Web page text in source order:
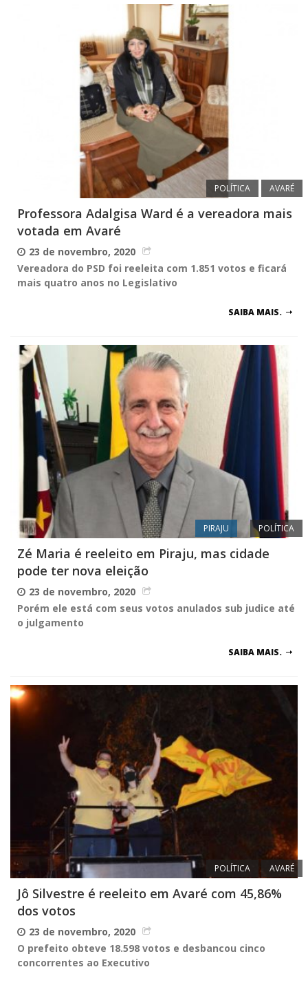
POLÍTICA AVARÉ
Professora Adalgisa Ward é a vereadora mais
votada em Avaré
23 de novembro, 2020
Vereadora do PSD foi reeleita com 1.851 votos e ficará
mais quatro anos no Legislativo
SAIBA MAIS.
PIRAJU POLÍTICA
Zé Maria é reeleito em Piraju, mas cidade
pode ter nova eleição
23 de novembro, 2020
Porém ele está com seus votos anulados sub judice até
o julgamento
SAIBA MAIS.
POLÍTICA AVARÉ
Jô Silvestre é reeleito em Avaré com 45,86%
dos votos
23 de novembro, 2020
O prefeito obteve 18.598 votos e desbancou cinco
concorrentes ao Executivo